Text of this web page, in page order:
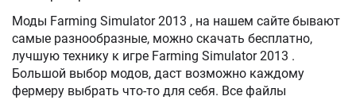
Моды Farming Simulator 2013 , на нашем сайте бывают
самые разнообразные, можно скачать бесплатно,
лучшую технику к игре Farming Simulator 2013 .
Большой выбор модов, даст возможно каждому
фермеру выбрать что-то для себя. Все файлы